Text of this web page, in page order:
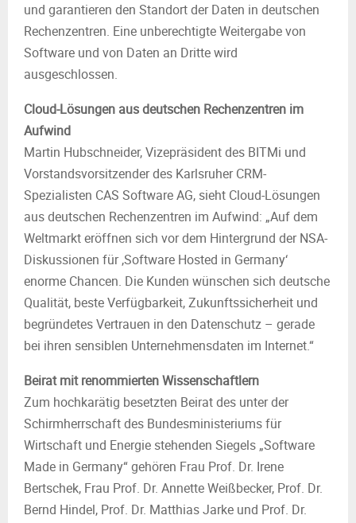
und garantieren den Standort der Daten in deutschen
Rechenzentren. Eine unberechtigte Weitergabe von
Software und von Daten an Dritte wird
ausgeschlossen.
Cloud-Lösungen aus deutschen Rechenzentren im
Aufwind
Martin Hubschneider, Vizepräsident des BITMi und
Vorstandsvorsitzender des Karlsruher CRM-
Spezialisten CAS Software AG, sieht Cloud-Lösungen
aus deutschen Rechenzentren im Aufwind: „Auf dem
Weltmarkt eröffnen sich vor dem Hintergrund der NSA-
Diskussionen für ‚Software Hosted in Germany‘
enorme Chancen. Die Kunden wünschen sich deutsche
Qualität, beste Verfügbarkeit, Zukunftssicherheit und
begründetes Vertrauen in den Datenschutz – gerade
bei ihren sensiblen Unternehmensdaten im Internet.“
Beirat mit renommierten Wissenschaftlern
Zum hochkarätig besetzten Beirat des unter der
Schirmherrschaft des Bundesministeriums für
Wirtschaft und Energie stehenden Siegels „Software
Made in Germany“ gehören Frau Prof. Dr. Irene
Bertschek, Frau Prof. Dr. Annette Weißbecker, Prof. Dr.
Bernd Hindel, Prof. Dr. Matthias Jarke und Prof. Dr.